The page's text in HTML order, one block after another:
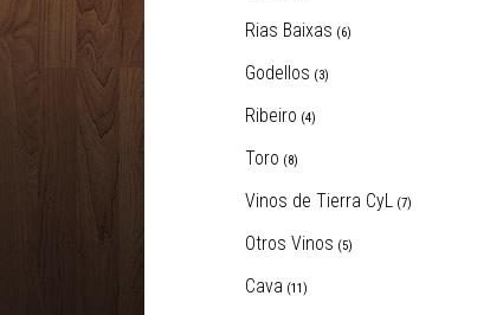
Rias Baixas (6)
Godellos (3)
Ribeiro (4)
Toro (8)
Vinos de Tierra CyL (7)
Otros Vinos (5)
Cava (11)